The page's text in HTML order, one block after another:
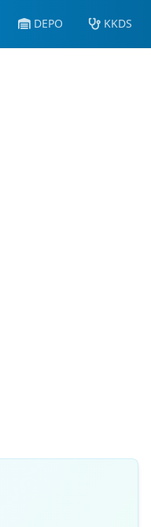
DEPO KKDS